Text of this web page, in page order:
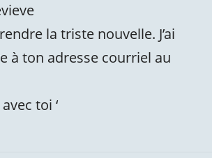
la triste nouvelle. J’ai
à ton adresse courriel au
toi ‘